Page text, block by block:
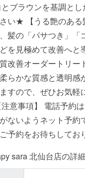
ブラウンを基調とし
い★ 【うる艶のあ
髪の「パサつき」
を見極めて改善へ
改善オーダートリー
らかな質感と透明
すので、ぜひお気
意事項】 電話予約
ないようネット予約
予約をお待ちしてお
sara 北仙台店の詳細